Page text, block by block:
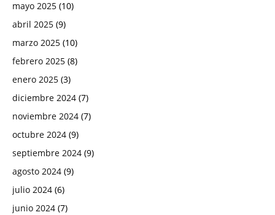
mayo 2025 (10)
abril 2025 (9)
marzo 2025 (10)
febrero 2025 (8)
enero 2025 (3)
diciembre 2024 (7)
noviembre 2024 (7)
octubre 2024 (9)
septiembre 2024 (9)
agosto 2024 (9)
julio 2024 (6)
junio 2024 (7)